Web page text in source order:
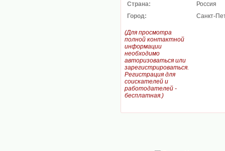
Страна:
Россия
Город:
Санкт-
(Для просмотра
полной контактной
информации
необходимо
авторизоваться или
зарегистрироваться.
Регистрация для
соискателей и
работодателей -
бесплатная.)